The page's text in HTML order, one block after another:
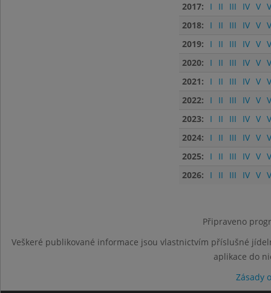
2017:
I II III IV V
2018:
I II III IV V
2019:
I II III IV V
2020:
I II III IV V
2021:
I II III IV V
2022:
I II III IV V
2023:
I II III IV V
2024:
I II III IV V
2025:
I II III IV V
2026:
I II III IV V
Připraveno
Veškeré publikované informace jsou vlastnictvím příslušné
aplikace do
Zásady